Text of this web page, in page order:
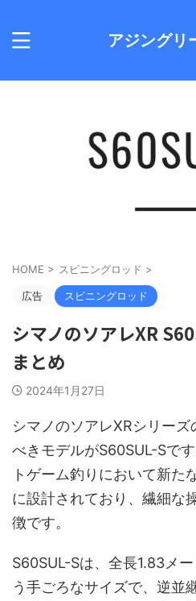
アジングリ
HOME > スピニングロッド >
広告 スピニングロッド
シマノのソアレXR
まとめ
2024年1月27日
シマノのソアレXRシリー
べきモデルがS60SUL-Sで
トゲーム釣りにおいて新た
に設計されており、繊細な
徴です。
S60SUL-Sは、全長1.83メ
う手ごろなサイズで、逆並